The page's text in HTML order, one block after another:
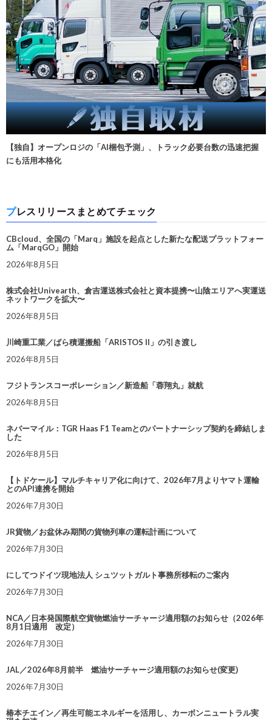
【独自】オープンロジの「AI梱包予測」、トラック必要台数の迅速把握
にも活用本格化
プレスリリースまとめてチェック
CBcloud、全国の「Marq」施設を起点とした新たな配送プラットフォー
ム「MarqGO」開始
2026年8月5日
株式会社Univearth、倉吉運送株式会社と資本提携〜山陰エリアへ実運送
ネットワークを拡大〜
2026年8月5日
川崎重工業／ばら積運搬船「ARISTOS II」の引き渡し
2026年8月5日
フジトランスコーポレーション／新造船「蓉翔丸」就航
2026年8月5日
ネバーマイル：TGR Haas F1 Teamとのパートナーシップ契約を締結しま
した
2026年8月5日
【トドケール】マルチキャリア化に向けて、2026年7月よりヤマト運輸
とのAPI連携を開始
2026年7月30日
JR貨物／お盆休み期間の貨物列車の運転計画について
2026年7月30日
にしてつドイツ現地法人 シュツットガルト事務所移転のご案内
2026年7月30日
NCA／日本発国際航空貨物燃油サーチャージ適用額のお知らせ（2026年
8月1日適用 改定）
2026年7月30日
JAL／2026年8月前半 燃油サーチャージ適用額のお知らせ(変更)
2026年7月30日
椿本チエイン／再生可能エネルギーを活用し、カーボンニュートラル実